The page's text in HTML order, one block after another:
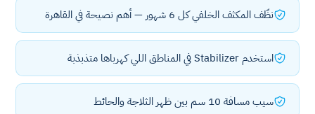
نظّف المكثف الخلفي كل 6 شهور — أهم نصيحة في القاهرة
استخدم Stabilizer في المناطق اللي كهرباها متذبذبة
سيب مسافة 10 سم بين ظهر الثلاجة والحائط